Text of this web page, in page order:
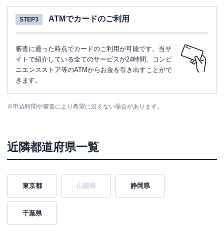
STEP3 ATMでカードのご利用
審査に通った時点でカードのご利用が可能です。当サ
イトで紹介している全てのサービスが24時間、コンビ
ニエンスストア等のATMからお金を引き出すことがで
きます。
※申込時間や審査により希望に沿えない場合があります。
近隣都道府県一覧
東京都 山梨県 静岡県
千葉県